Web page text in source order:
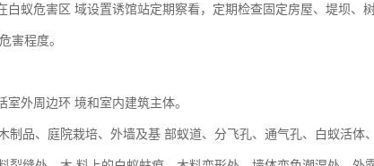
蚁危害区 域设置诱馆站定期察看，定期检查固定房屋、堤坝、
害程度。
外周边环 境和室内建筑主体。
品、庭院栽培、外墙及基 部蚁道、分飞孔、通气孔、白蚁活体